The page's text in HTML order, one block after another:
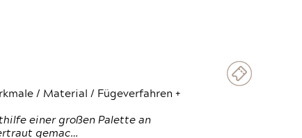
/ Material / Fügeverfahren +
einer großen Palette an
gemac…